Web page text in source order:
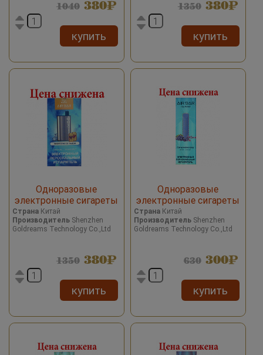
1040380
купить
1350380
купить
Одноразовые
электронные сигареты
Airbar Box Energy Drinks/
Энергетик со льдом 3000
затяжек
Страна Китай
Производитель Shenzhen
Goldreams Technology Co.,Ltd
1350380
купить
Одноразовые
электронные сигареты
Airbar Diamond Sakura
Grape/ Сакура Виноград
500 затяжек
СтранаКитай
ПроизводительShenzhen
Goldreams Technology Co.,Ltd
630300
купить